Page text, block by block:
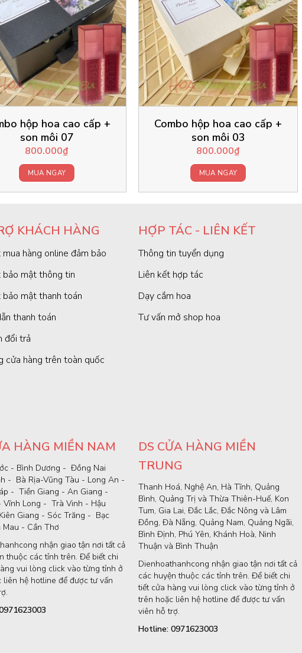
hộp hoa cao cấp +
son môi 07
800.000₫
MUA NGAY
Combo hộp hoa cao cấp +
son môi 03
800.000₫
MUA NGAY
KHÁCH HÀNG
hàng online đảm bảo
bảo mật thông tin
bảo mật thanh toán
thanh toán
đổi trả
cửa hàng trên toàn quốc
HỢP TÁC - LIÊN KẾT
Thông tin tuyển dụng
Liên kết hợp tác
Dạy cắm hoa
Tư vấn mở shop hoa
HÀNG MIỀN NAM
- Bình Dương - Đồng Nai
- Bà Rịa-Vũng Tàu - Long An -
- Tiền Giang - An Giang -
Vĩnh Long - Trà Vinh - Hậu
Giang - Sóc Trăng - Bạc
Mau - Cần Thơ
nhận giao tận nơi tất cả
thuộc các tỉnh trên. Để biết chi
vui lòng click vào từng tỉnh ở
liên hệ hotline để được tư vấn
DS CỬA HÀNG MIỀN
TRUNG
Thanh Hoá, Nghệ An, Hà Tĩnh, Quảng
Bình, Quảng Trị và Thừa Thiên-Huế, Kon
Tum, Gia Lai, Đắc Lắc, Đắc Nông và Lâm
Đồng, Đà Nẵng, Quảng Nam, Quảng Ngãi,
Bình Định, Phú Yên, Khánh Hoà, Ninh
Thuận và Bình Thuận
Dienhoathanhcong nhận giao tận nơi tất cả
các huyện thuộc các tỉnh trên. Để biết chi
tiết cửa hàng vui lòng click vào từng tỉnh ở
trên hoặc liên hệ hotline để được tư vấn
viên hỗ trợ.
Hotline: 0971623003